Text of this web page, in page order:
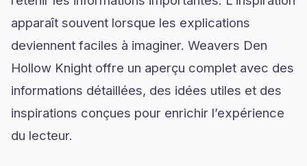
apparaît souvent lorsque les explications
deviennent faciles à imaginer. Weavers Den
Hollow Knight offre un aperçu complet avec des
informations détaillées, des idées utiles et des
inspirations conçues pour enrichir l’expérience
du lecteur.